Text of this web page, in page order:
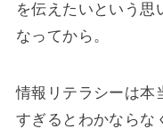
を伝えたいという思
なってから。
情報リテラシーは本
すぎるとわかならな